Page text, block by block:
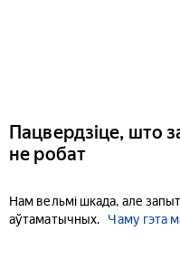
Пацвердзіце, што
не робат
Нам вельмі шкада, але
аўтаматычных.
Чаму гэта